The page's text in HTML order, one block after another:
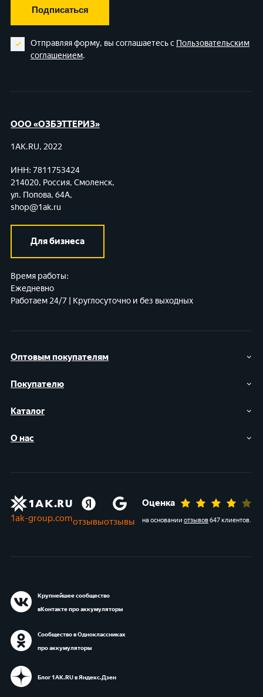
Подписаться
Отправляя форму, вы соглашаетесь с Пользовательским
соглашением.
Оптовым покупателям
Покупателю
Каталог
О нас
ООО «ОЗБЭТТЕРИЗ»
1AK.RU, 2022
ИНН: 7811753424
214020, Россия, Смоленск,
ул. Попова, 64А,
shop@1ak.ru
Для бизнеса
Время работы:
Ежедневно
Работаем 24/7 | Круглосуточно и без выходных
1ak-group.comотзывыотзывы
Оценка
на основании отзывов647 клиентов.
Крупнейшее сообщество
вКонтакте про аккумуляторы
Сообщество в Одноклассниках
про аккумуляторы
Блог 1АК.RU в Яндекс.Дзен